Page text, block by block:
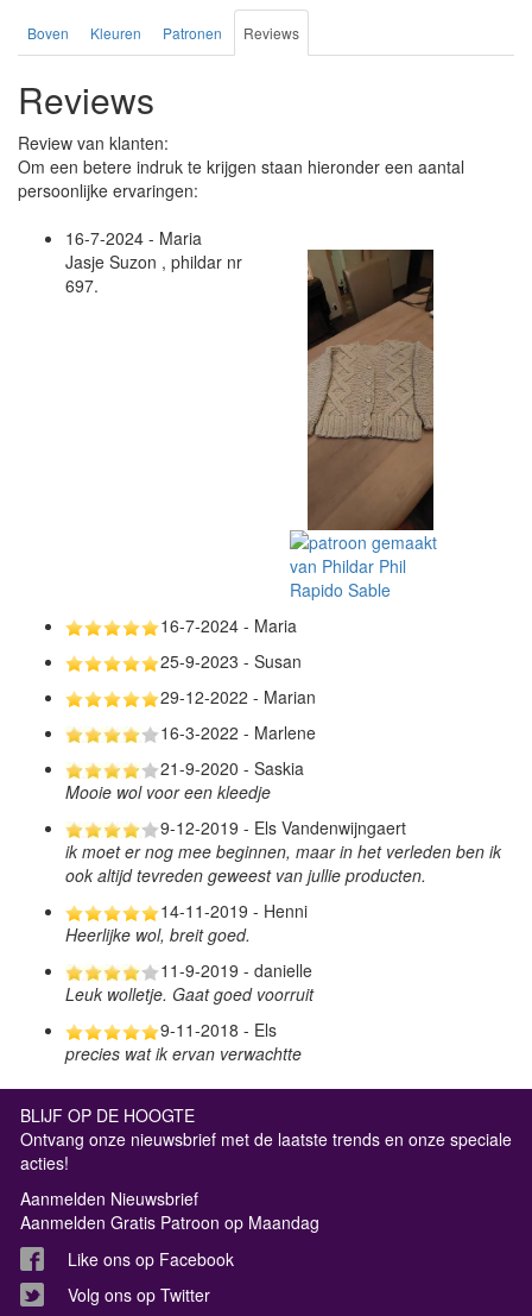
Boven Kleuren Patronen Reviews
Reviews
Review van klanten:
Om een betere indruk te krijgen staan hieronder een aantal
persoonlijke ervaringen:
16-7-2024 - Maria
Jasje Suzon , phildar nr
697.
16-7-2024 - Maria
25-9-2023 - Susan
29-12-2022 - Marian
16-3-2022 - Marlene
21-9-2020 - Saskia
Mooie wol voor een kleedje
9-12-2019 - Els Vandenwijngaert
ik moet er nog mee beginnen, maar in het verleden ben ik
ook altijd tevreden geweest van jullie producten.
14-11-2019 - Henni
Heerlijke wol, breit goed.
11-9-2019 - danielle
Leuk wolletje. Gaat goed voorruit
9-11-2018 - Els
precies wat ik ervan verwachtte
BLIJF OP DE HOOGTE
Ontvang onze nieuwsbrief met de laatste trends en onze speciale
acties!
Aanmelden Nieuwsbrief
Aanmelden Gratis Patroon op Maandag
Like ons op Facebook
Volg ons op Twitter